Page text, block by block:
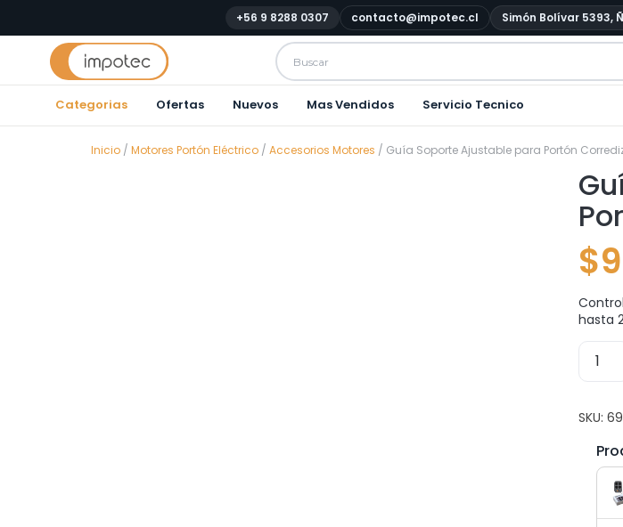
+56 9 8288 0307 contacto@impotec.cl Simón Bolívar 5393,
Categorias Ofertas Nuevos Mas Vendidos Servicio Tecnico
Inicio / Motores Portón Eléctrico / Accesorios Motores / Guía Soporte Ajustable para Portón
$
hasta
SKU: